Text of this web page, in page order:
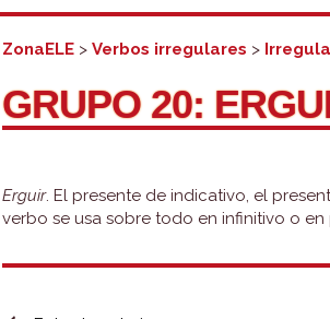
ZonaELE >Verbos irregulares >
GRUPO 20:
Erguir. El presente de indicativo, el
verbo se usa sobre todo en infinitivo o